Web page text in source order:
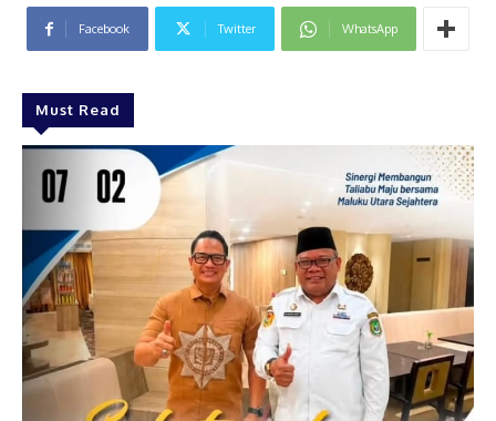
Facebook Twitter WhatsApp
Must Read